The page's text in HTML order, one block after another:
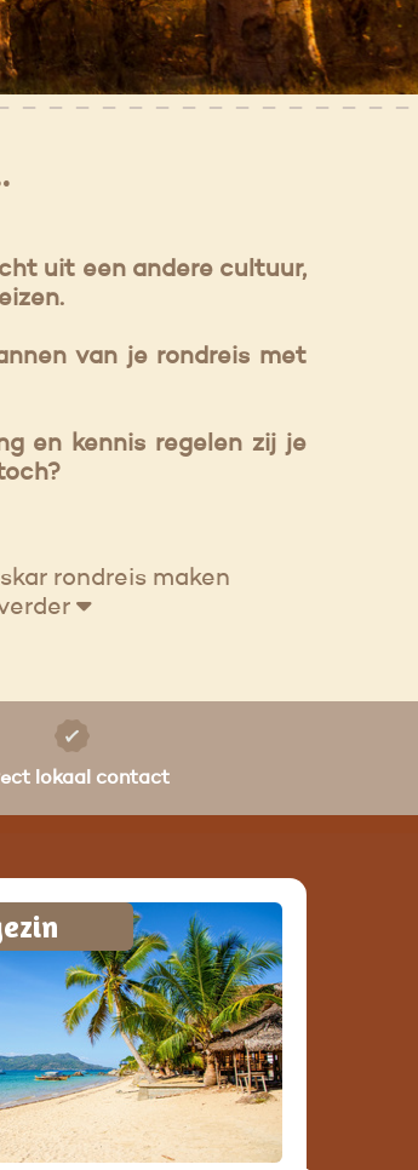
uit een andere cultuur,
van je rondreis met
en kennis regelen zij je
rondreis maken
lokaal contact